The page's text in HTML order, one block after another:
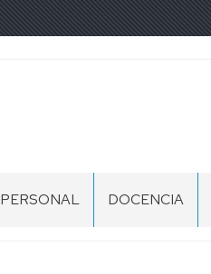
PERSONAL DOCENCIA